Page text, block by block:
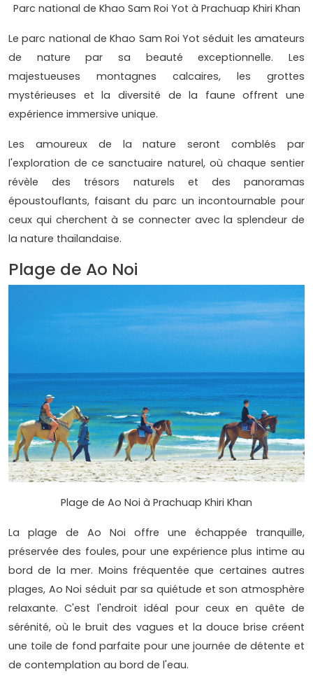
Parc national de Khao Sam Roi Yot à Prachuap Khiri Khan
Le parc national de Khao Sam Roi Yot séduit les amateurs
de nature par sa beauté exceptionnelle. Les
majestueuses montagnes calcaires, les grottes
mystérieuses et la diversité de la faune offrent une
expérience immersive unique.
Les amoureux de la nature seront comblés par
l'exploration de ce sanctuaire naturel, où chaque sentier
révèle des trésors naturels et des panoramas
époustouflants, faisant du parc un incontournable pour
ceux qui cherchent à se connecter avec la splendeur de
la nature thaïlandaise.
Plage de Ao Noi
Plage de Ao Noi à Prachuap Khiri Khan
La plage de Ao Noi offre une échappée tranquille,
préservée des foules, pour une expérience plus intime au
bord de la mer. Moins fréquentée que certaines autres
plages, Ao Noi séduit par sa quiétude et son atmosphère
relaxante. C'est l'endroit idéal pour ceux en quête de
sérénité, où le bruit des vagues et la douce brise créent
une toile de fond parfaite pour une journée de détente et
de contemplation au bord de l'eau.